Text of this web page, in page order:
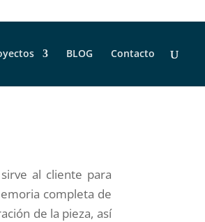
BLOG Contacto
al cliente para
completa de
de la pieza, así